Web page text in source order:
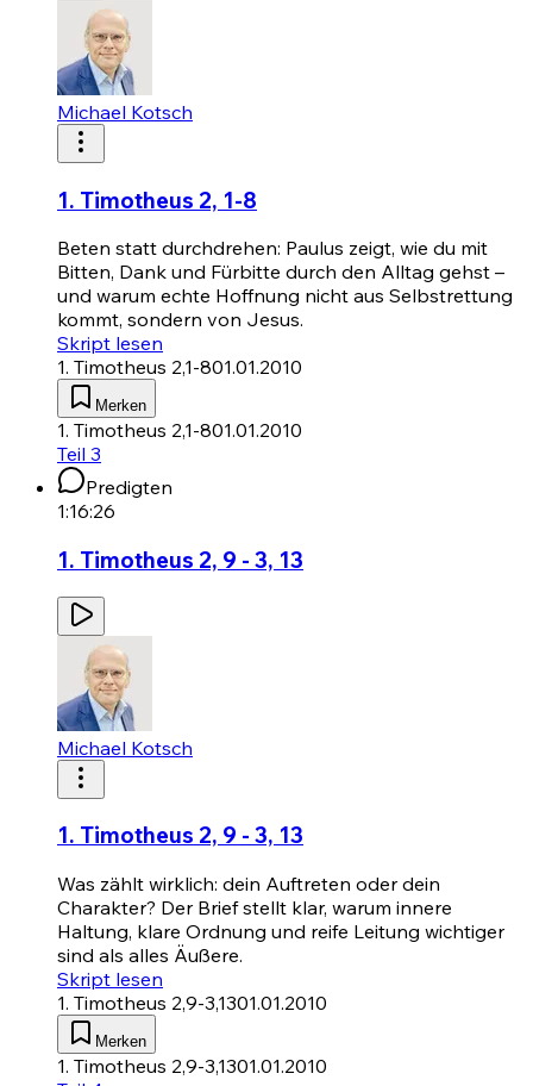
Michael Kotsch
1. Timotheus 2, 1-8
Beten statt durchdrehen: Paulus zeigt, wie du mit
Bitten, Dank und Fürbitte durch den Alltag gehst –
und warum echte Hoffnung nicht aus Selbstrettung
kommt, sondern von Jesus.
Skript lesen
1. Timotheus 2,1-801.01.2010
Merken
1. Timotheus 2,1-801.01.2010
Teil 3
Predigten
1:16:26
1. Timotheus 2, 9 - 3, 13
Michael Kotsch
1. Timotheus 2, 9 - 3, 13
Was zählt wirklich: dein Auftreten oder dein
Charakter? Der Brief stellt klar, warum innere
Haltung, klare Ordnung und reife Leitung wichtiger
sind als alles Äußere.
Skript lesen
1. Timotheus 2,9-3,1301.01.2010
Merken
1. Timotheus 2,9-3,1301.01.2010